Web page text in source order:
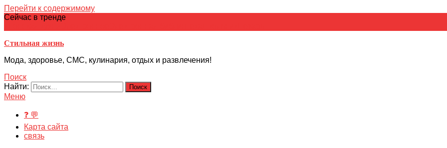
Перейти к содержимому
Сейчас в тренде
Стильная жизнь
Мода, здоровье, СМС, кулинария, отдых и развлечения!
Поиск
Найти:
Меню
❓ 💬
Карта сайта
связь